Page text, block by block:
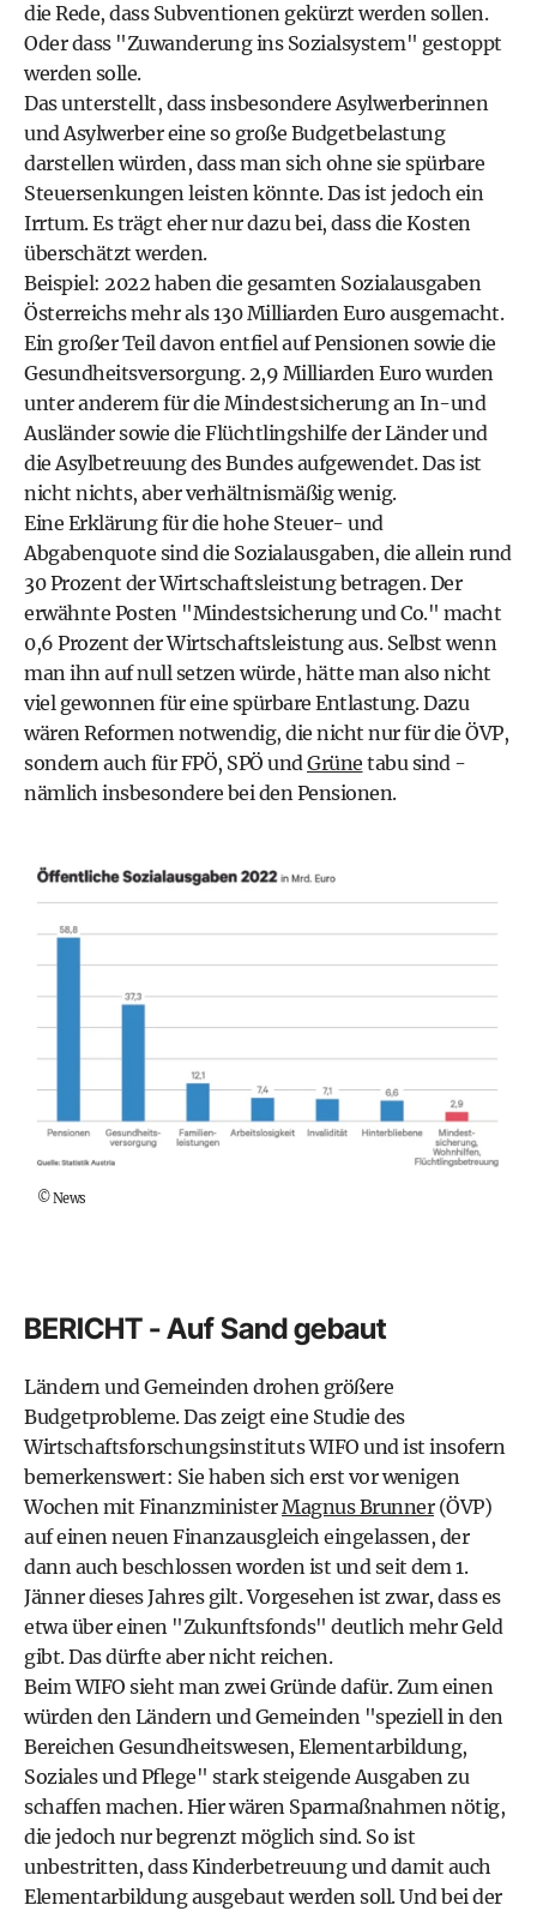
die Rede, dass Subventionen gekürzt werden sollen.
Oder dass "Zuwanderung ins Sozialsystem" gestoppt
werden solle.
Das unterstellt, dass insbesondere Asylwerberinnen
und Asylwerber eine so große Budgetbelastung
darstellen würden, dass man sich ohne sie spürbare
Steuersenkungen leisten könnte. Das ist jedoch ein
Irrtum. Es trägt eher nur dazu bei, dass die Kosten
überschätzt werden.
Beispiel: 2022 haben die gesamten Sozialausgaben
Österreichs mehr als 130 Milliarden Euro ausgemacht.
Ein großer Teil davon entfiel auf Pensionen sowie die
Gesundheitsversorgung. 2,9 Milliarden Euro wurden
unter anderem für die Mindestsicherung an In-und
Ausländer sowie die Flüchtlingshilfe der Länder und
die Asylbetreuung des Bundes aufgewendet. Das ist
nicht nichts, aber verhältnismäßig wenig.
Eine Erklärung für die hohe Steuer- und
Abgabenquote sind die Sozialausgaben, die allein rund
30 Prozent der Wirtschaftsleistung betragen. Der
erwähnte Posten "Mindestsicherung und Co." macht
0,6 Prozent der Wirtschaftsleistung aus. Selbst wenn
man ihn auf null setzen würde, hätte man also nicht
viel gewonnen für eine spürbare Entlastung. Dazu
wären Reformen notwendig, die nicht nur für die ÖVP,
sondern auch für FPÖ, SPÖ undGrüne tabu sind -
nämlich insbesondere bei den Pensionen.
©News
BERICHT - Auf Sand gebaut
Ländern und Gemeinden drohen größere
Budgetprobleme. Das zeigt eine Studie des
Wirtschaftsforschungsinstituts WIFO und ist insofern
bemerkenswert: Sie haben sich erst vor wenigen
Wochen mit FinanzministerMagnus Brunner(ÖVP)
auf einen neuen Finanzausgleich eingelassen, der
dann auch beschlossen worden ist und seit dem 1.
Jänner dieses Jahres gilt. Vorgesehen ist zwar, dass es
etwa über einen "Zukunftsfonds" deutlich mehr Geld
gibt. Das dürfte aber nicht reichen.
Beim WIFO sieht man zwei Gründe dafür. Zum einen
würden den Ländern und Gemeinden "speziell in den
Bereichen Gesundheitswesen, Elementarbildung,
Soziales und Pflege" stark steigende Ausgaben zu
schaffen machen. Hier wären Sparmaßnahmen nötig,
die jedoch nur begrenzt möglich sind. So ist
unbestritten, dass Kinderbetreuung und damit auch
Elementarbildung ausgebaut werden soll. Und bei der